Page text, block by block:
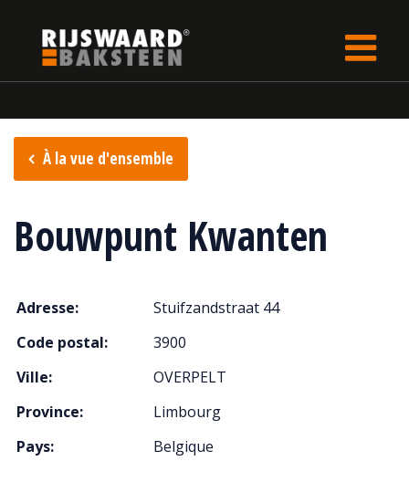
À la vue d'ensemble
Bouwpunt Kwanten
Adresse:
Stuifzandstraat 44
Code postal:
3900
Ville:
OVERPELT
Province:
Limbourg
Pays:
Belgique